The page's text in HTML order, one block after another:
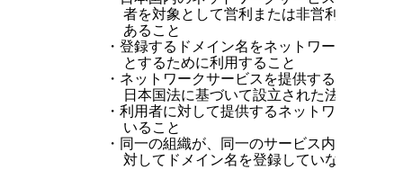
者を対象として営利または非営利で提供す
        あること
・登録するドメイン名をネットワーク上にお
        とするために利用すること
・ネットワークサービスを提供する組織は、
日本国法に基づいて設立された法人である
・利用者に対して提供するネットワークサー
        いること
・同一の組織が、同一のサービス内容を持っ
        対してドメイン名を登録していないこと